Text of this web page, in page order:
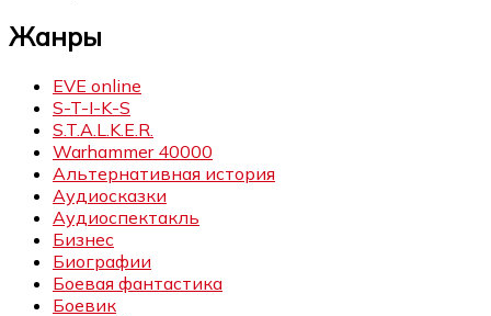
Жанры
EVE online
S-T-I-K-S
S.T.A.L.K.E.R.
Warhammer 40000
Альтернативная история
Аудиосказки
Аудиоспектакль
Бизнес
Биографии
Боевая фантастика
Боевик